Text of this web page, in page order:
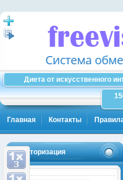
Диета от искусственного
Главная Контакты
Авторизация